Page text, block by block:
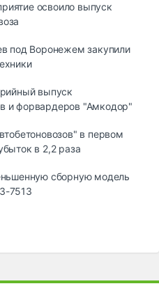
освоило выпуск
под Воронежем закупили
выпуск
и форвардеров "Амкодор"
в первом
в 2,2 раза
сборную модель
7513